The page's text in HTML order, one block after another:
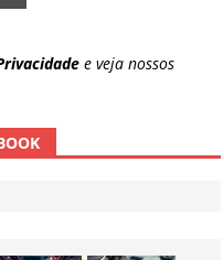
e veja nossos